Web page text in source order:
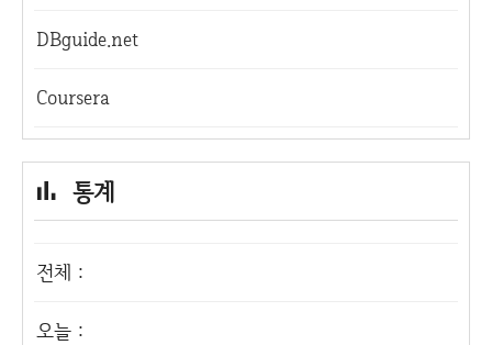
DBguide.net
Coursera
통계
전체 :
오늘 :